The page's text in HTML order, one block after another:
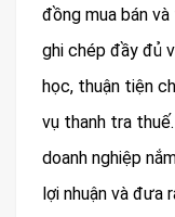
đồng mua bán
ghi chép đầy đủ
học, thuận tiện
vụ thanh tra
doanh nghiệp
lợi nhuận và đưa